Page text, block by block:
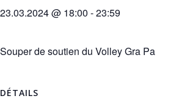
23.03.2024 @ 18:00 -23:59
Souper de soutien du Volley Gra Pa
DÉTAILS